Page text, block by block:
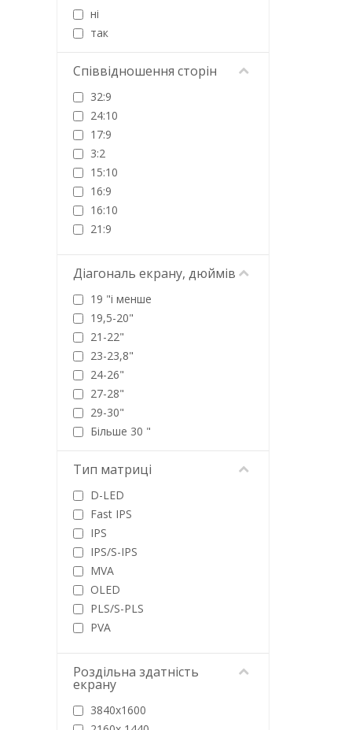
Ubiquiti
Uniview
Verbatim
ViewSonic
Xiaomi
ні
так
Співвідношення сторін
32:9
24:10
17:9
3:2
15:10
16:9
16:10
21:9
Діагональ екрану, дюймів
19 "і менше
19,5-20"
21-22"
23-23,8"
24-26"
27-28"
29-30"
Більше 30 "
Тип матриці
D-LED
Fast IPS
IPS
IPS/S-IPS
MVA
OLED
PLS/S-PLS
PVA
SS IPS
TFT
TN
TN+Film
Роздільна здатність
екрану
3840x1600